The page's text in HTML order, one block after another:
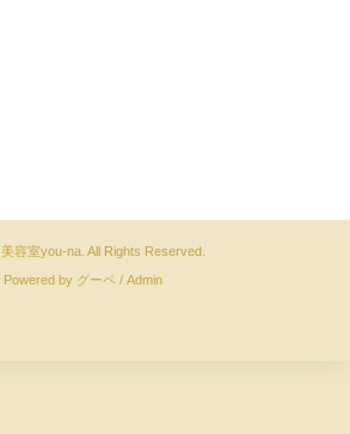
美容室you-na . All Rights Reserved.
Powered by グーペ/ Admin